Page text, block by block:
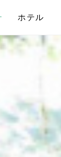
ホテル